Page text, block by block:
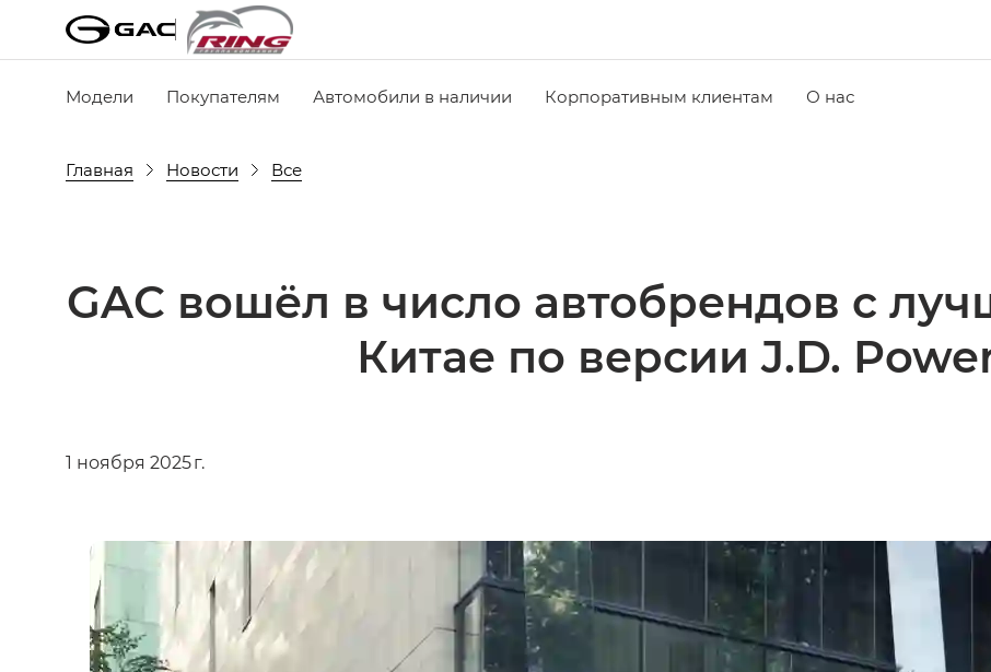
Модели Покупателям Автомобили в наличии Корпоративным клиентам О нас
Главная Новости Все
GAC вошёл в число автобрендов с
Китае по версии J.D.
1 ноября 2025 г.